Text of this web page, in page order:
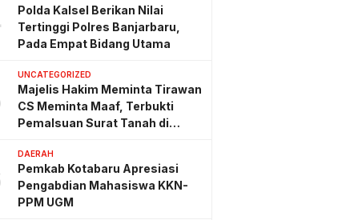
Polda Kalsel Berikan Nilai
Tertinggi Polres Banjarbaru,
Pada Empat Bidang Utama
UNCATEGORIZED
Majelis Hakim Meminta Tirawan
CS Meminta Maaf, Terbukti
Pemalsuan Surat Tanah di
DAERAH
Pemkab Kotabaru Apresiasi
Pengabdian Mahasiswa KKN-
PPM UGM